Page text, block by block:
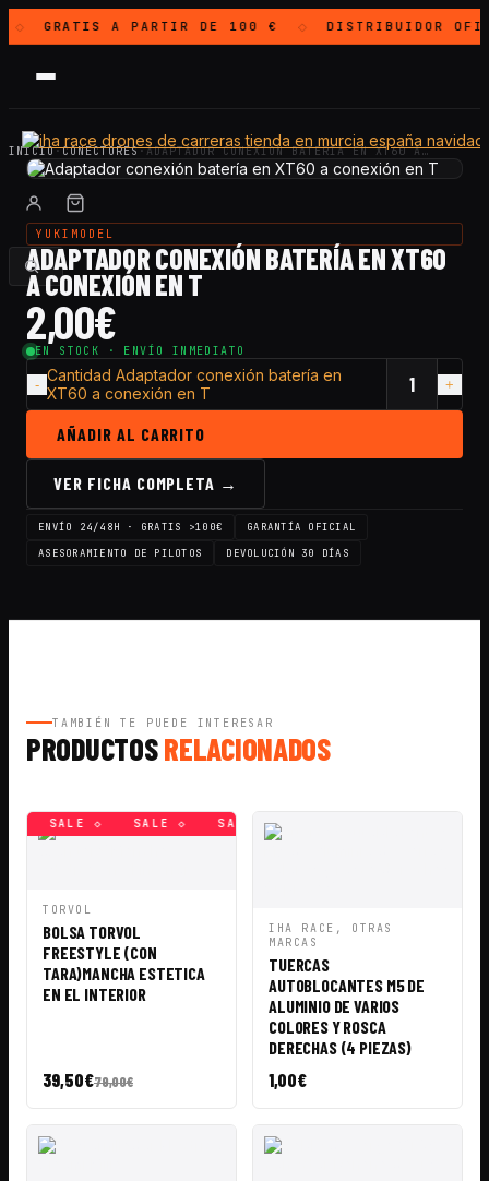
◇ GRATISA PARTIR DE 100 € ◇ DISTRIBUIDOR
INICIO·CONECTORES·ADAPTADOR CONEXIÓN BATERÍA EN XT60 A…
YUKIMODEL
ADAPTADOR CONEXIÓN BATERÍA EN XT60
A CONEXIÓN EN T
2,00€
EN STOCK · ENVÍO INMEDIATO
Cantidad Adaptador conexión batería en
XT60 a conexión en T
AÑADIR AL CARRITO
VER FICHA COMPLETA →
ENVÍO 24/48H · GRATIS >100€
GARANTÍA OFICIAL
ASESORAMIENTO DE PILOTOS
DEVOLUCIÓN 30 DÍAS
TAMBIÉN TE PUEDE INTERESAR
PRODUCTOSRELACIONADOS
SALE ◇ SALE ◇ SALE ◇
VISTA
TORVOL
BOLSA TORVOL
FREESTYLE (CON
TARA)MANCHA ESTETICA
EN EL INTERIOR
39,50€79,00€
VISTA
RÁPIDA
AÑADIR A
IHA RACE, OTRAS
MARCAS
TUERCAS
AUTOBLOCANTES M5 DE
ALUMINIO DE VARIOS
COLORES Y ROSCA
DERECHAS (4 PIEZAS)
1,00€